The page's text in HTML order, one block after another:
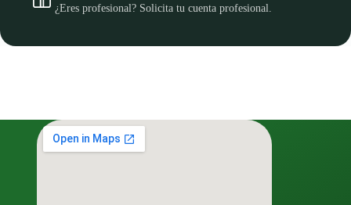
¿Eres profesional? Solicita tu cuenta profesional.